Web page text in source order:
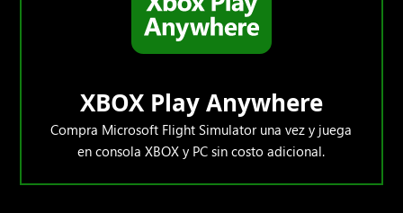
XBOX Play Anywhere
Compra Microsoft Flight Simulator una vez y juega
en consola XBOX y PC sin costo adicional.